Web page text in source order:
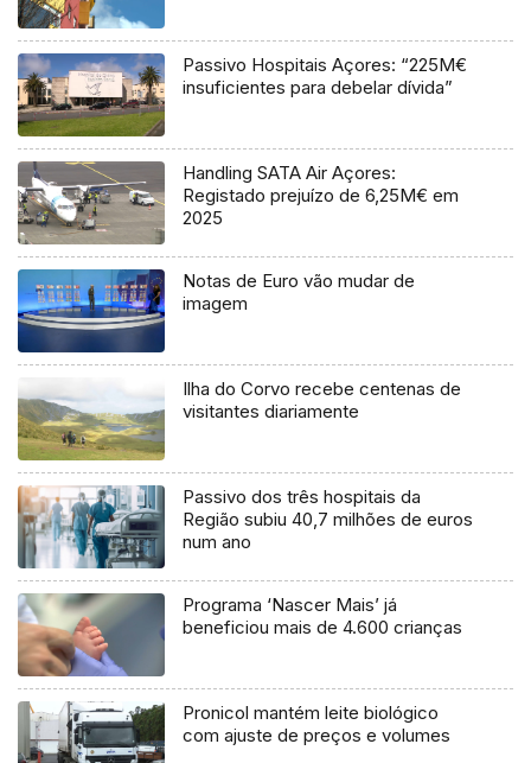
Passivo Hospitais Açores: “225M€
insuficientes para debelar dívida”
Handling SATA Air Açores:
Registado prejuízo de 6,25M€ em
2025
Notas de Euro vão mudar de
imagem
Ilha do Corvo recebe centenas de
visitantes diariamente
Passivo dos três hospitais da
Região subiu 40,7 milhões de euros
num ano
Programa ‘Nascer Mais’ já
beneficiou mais de 4.600 crianças
Pronicol mantém leite biológico
com ajuste de preços e volumes